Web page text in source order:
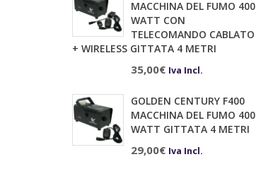
MACCHINA DEL FUMO 400
WATT CON
TELECOMANDO CABLATO
+ WIRELESS GITTATA 4 METRI
35,00€ Iva Incl.
GOLDEN CENTURY F400
MACCHINA DEL FUMO 400
WATT GITTATA 4 METRI
29,00€ Iva Incl.